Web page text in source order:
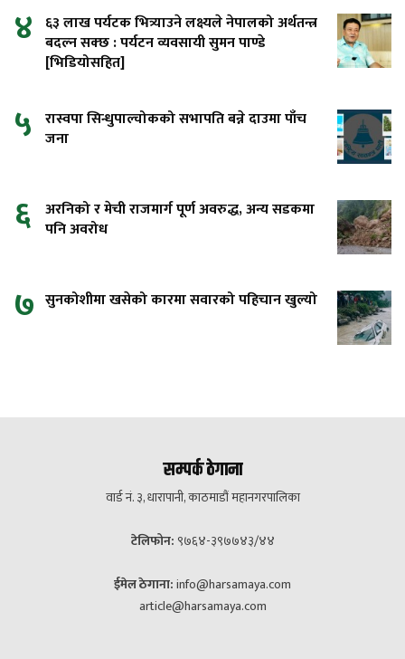
४ ६३ लाख पर्यटक भित्र्याउने लक्ष्यले नेपालको अर्थतन्त्र
बदल्न सक्छ : पर्यटन व्यवसायी सुमन पाण्डे
[भिडियोसहित]
५ रास्वपा सिन्धुपाल्चोकको सभापति बन्ने दाउमा पाँच
जना
६ अरनिको र मेची राजमार्ग पूर्ण अवरुद्ध, अन्य सडकमा
पनि अवरोध
७ सुनकोशीमा खसेको कारमा सवारको पहिचान खुल्यो
सम्पर्क ठेगाना
वार्ड नं. ३, धारापानी, काठमाडौं महानगरपालिका
टेलिफोन: ९७६४-३९७७४३/४४
ईमेल ठेगाना:info@harsamaya.com
article@harsamaya.com